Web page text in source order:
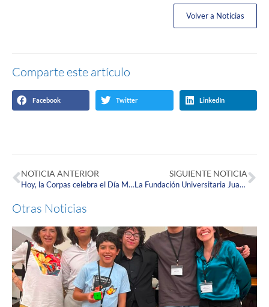
Volver a Noticias
Comparte este artículo
Facebook Twitter LinkedIn
NOTICIA ANTERIOR
Hoy, la Corpas celebra el Día Mundial de la Seguridad y la Salud en el Trabajo, invitándote a continuar con los protocolos de prevención y cuidado.
SIGUIENTE NOTICIA
La Fundación Universitaria Juan N. Corpas se une a la celebración del Día del Trabajador.
Otras Noticias